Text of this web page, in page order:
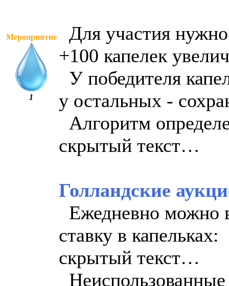
Мероприятие
1
Для участия
+100 капелек
У победителя
у остальных -
Алгоритм
скрытый текст…
Голландские
Ежедневно можно
ставку в капельках:
скрытый текст…